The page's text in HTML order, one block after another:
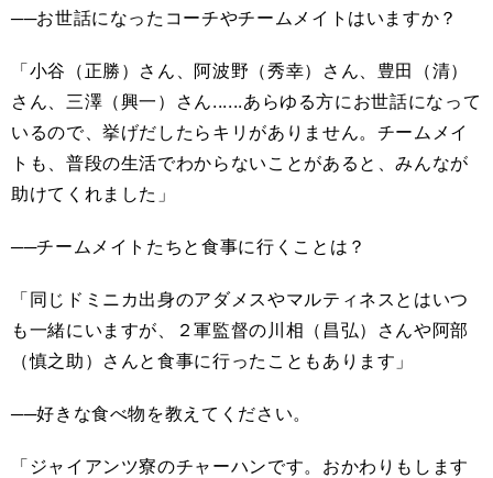
──お世話になったコーチやチームメイトはいますか？
「小谷（正勝）さん、阿波野（秀幸）さん、豊田（清）
さん、三澤（興一）さん......あらゆる方にお世話になって
いるので、挙げだしたらキリがありません。チームメイ
トも、普段の生活でわからないことがあると、みんなが
助けてくれました」
──チームメイトたちと食事に行くことは？
「同じドミニカ出身のアダメスやマルティネスとはいつ
も一緒にいますが、２軍監督の川相（昌弘）さんや阿部
（慎之助）さんと食事に行ったこともあります」
──好きな食べ物を教えてください。
「ジャイアンツ寮のチャーハンです。おかわりもします